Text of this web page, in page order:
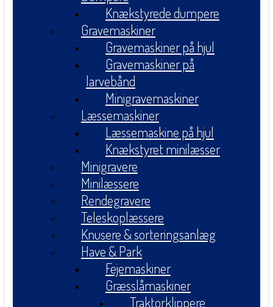
Knækstyrede dumpere
Gravemaskiner
Gravemaskiner på hjul
Gravemaskiner på
larvebånd
Minigravemaskiner
Læssemaskiner
Læssemaskine på hjul
Knækstyret minilæsser
Minigravere
Minilæssere
Rendegravere
Teleskoplæssere
Knusere & sorteringsanlæg
Have & Park
Fejemaskiner
Græsslåmaskiner
Traktorklippere